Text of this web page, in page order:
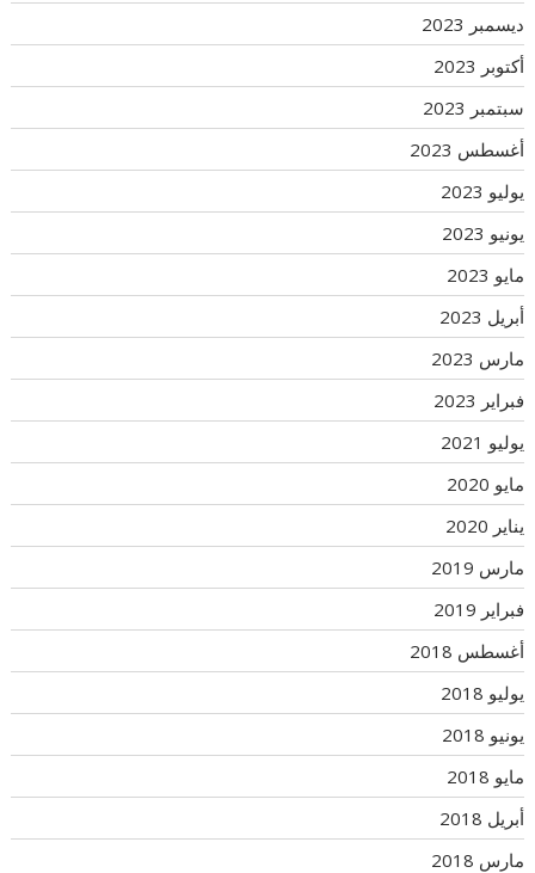
ديسمبر 2023
أكتوبر 2023
سبتمبر 2023
أغسطس 2023
يوليو 2023
يونيو 2023
مايو 2023
أبريل 2023
مارس 2023
فبراير 2023
يوليو 2021
مايو 2020
يناير 2020
مارس 2019
فبراير 2019
أغسطس 2018
يوليو 2018
يونيو 2018
مايو 2018
أبريل 2018
مارس 2018